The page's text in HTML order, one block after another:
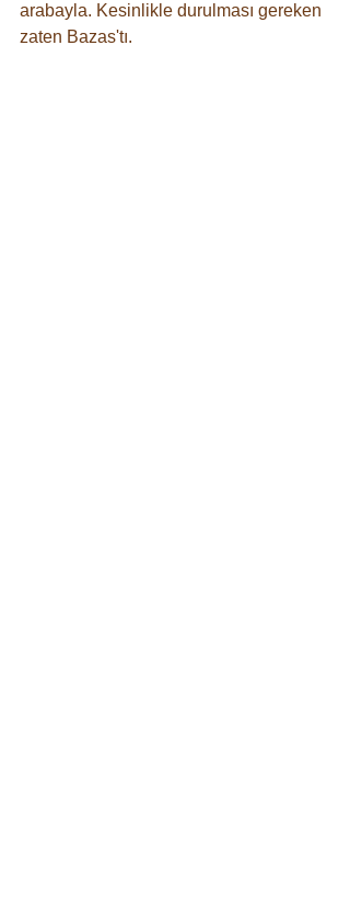
arabayla. Kesinlikle durulması gereken
zaten Bazas'tı.